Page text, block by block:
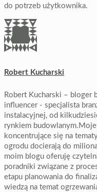
do potrzeb użytkownika.
Robert Kucharski
Robert Kucharski – bloger
influencer - specjalista
instalacyjnej, od
rynkiem
koncentrujące się na
ogrodu docierają do
moim blogu oferuję
poradniki związane z
etapu planowania do
wiedzą na temat